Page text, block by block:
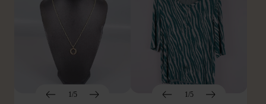
1/5
1/5